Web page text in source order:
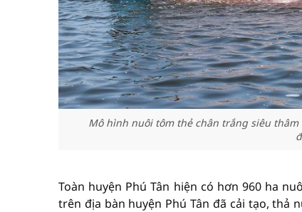
Mô hình nuôi tôm thẻ chân trắng siêu thâm
Toàn huyện Phú Tân hiện có hơn 960 ha
trên địa bàn huyện Phú Tân đã cải tạo, thả